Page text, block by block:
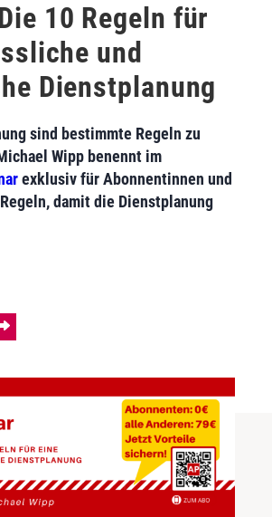
10 Regeln für
und
Dienstplanung
sind bestimmte Regeln zu
Wipp benennt im
exklusiv für Abonnentinnen und
damit die Dienstplanung